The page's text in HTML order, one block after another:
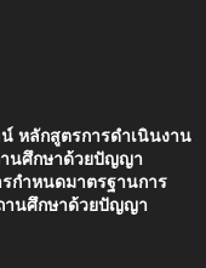
หลักสูตรการดำเนินงาน
นศึกษาด้วยปัญญา
กำหนดมาตรฐานการ
านศึกษาด้วยปัญญา